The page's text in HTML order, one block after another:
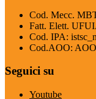
Cod. Mecc.
Fatt. Elett.
Cod. IPA:
Cod.AOO:
Seguici su
Youtube